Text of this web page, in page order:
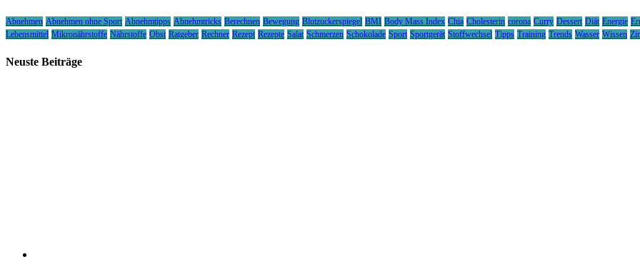
Abnehmen Abnehmen ohne Sport Abnehmtipps Abnehmtricks Berechnen Bewegung Blutzuckerspiegel BMI Body Mass Index Chia Cholesterin corona Curry Dessert Diät Energie
Lebensmittel Mikronährstoffe Nährstoffe Obst Ratgeber Rechner Rezept Rezepte Salat Schmerzen Schokolade Sport Sportgerät Stoffwechsel Tipps Training Trends Wasser Wissen
Neuste Beiträge